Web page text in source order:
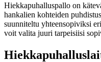
Hiekkapuhalluspallo on
hankalien kohteiden
suunniteltu yhteensopiviksi
voit valita juuri tarpeisiisi